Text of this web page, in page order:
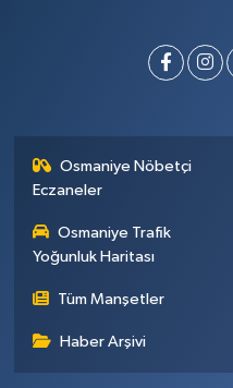
Osmaniye Nöbetçi
Eczaneler
Osmaniye Trafik
Yoğunluk Haritası
Tüm Manşetler
Haber Arşivi